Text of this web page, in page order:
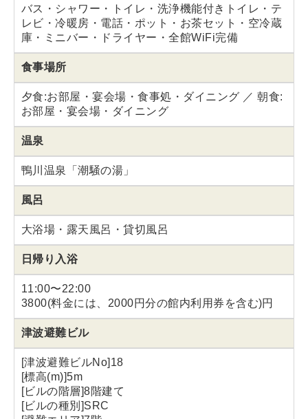
バス・シャワー・トイレ・洗浄機能付きトイレ・テ
レビ・冷暖房・電話・ポット・お茶セット・空冷蔵
庫・ミニバー・ドライヤー・全館WiFi完備
食事場所
夕食:お部屋・宴会場・食事処・ダイニング ／ 朝食:
お部屋・宴会場・ダイニング
温泉
鴨川温泉「潮騒の湯」
風呂
大浴場・露天風呂・貸切風呂
日帰り入浴
11:00〜22:00
3800(料金には、2000円分の館内利用券を含む)円
津波避難ビル
[津波避難ビルNo]18
[標高(m)]5m
[ビルの階層]8階建て
[ビルの種別]SRC